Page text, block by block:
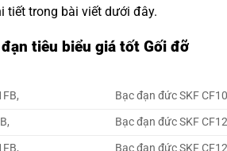
tiết trong bài viết dưới đây.
tiêu biểu giá tốt Gối đỡ
Bạc đạn đức SKF
Bạc đạn đức SKF
Bạc đạn đức SKF